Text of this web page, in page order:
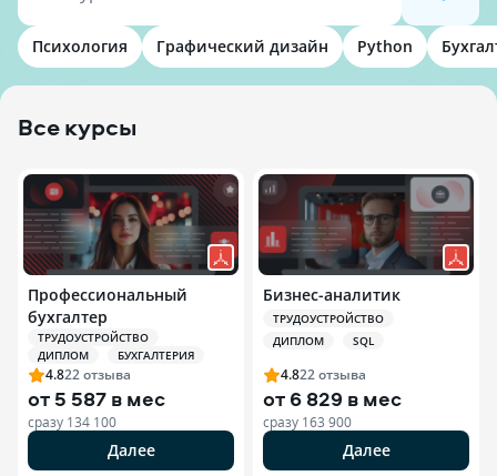
Психология Графический дизайн Python
Все курсы
Профессиональный
бухгалтер
ТРУДОУСТРОЙСТВО
ДИПЛОМ
БУХГАЛТЕРИЯ
4.822отзыва
от 5 587 в мес
сразу 134 100
Далее
Бизнес-аналитик
ТРУДОУСТРОЙСТВО
ДИПЛОМ
SQL
4.822отзыва
от 6 829 в мес
сразу 163 900
Далее